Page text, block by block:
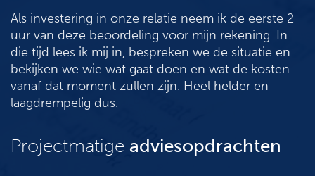
Als investering in onze relatie neem ik de eerste 2
uur van deze beoordeling voor mijn rekening. In
die tijd lees ik mij in, bespreken we de situatie en
bekijken we wie wat gaat doen en wat de kosten
vanaf dat moment zullen zijn. Heel helder en
laagdrempelig dus.
Projectmatige adviesopdrachten